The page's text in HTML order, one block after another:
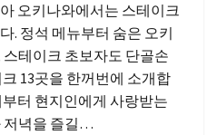
오키나와에서는 스테이크
. 정석 메뉴부터 숨은 오키
테이크 초보자도 단골손
13곳을 한꺼번에 소개합
터 현지인에게 사랑받는
저녁을 즐길…